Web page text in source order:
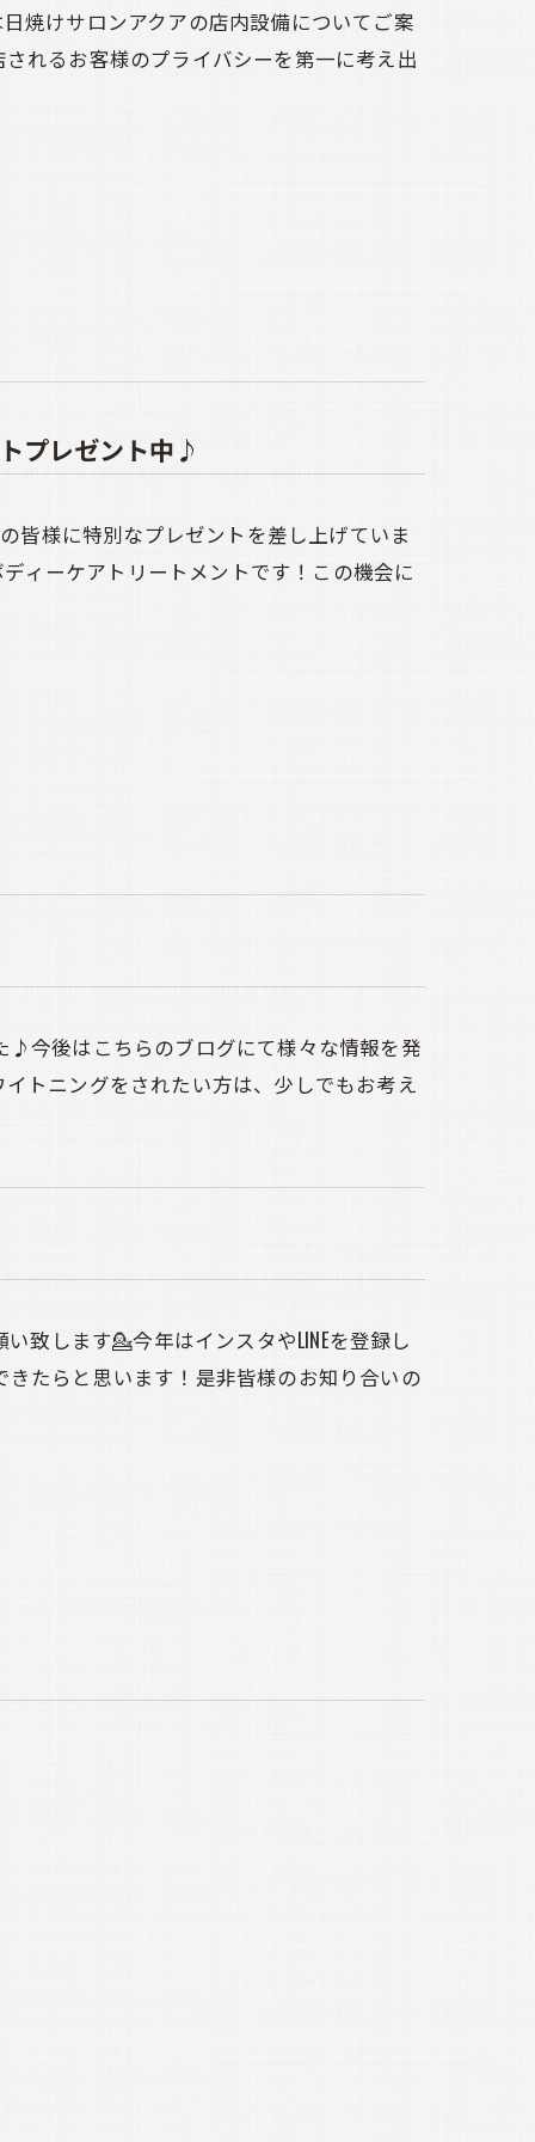
焼けサロンアクアの店内設備についてご案
れるお客様のプライバシーを第一に考え出
プレゼント中♪
様に特別なプレゼントを差し上げていま
ィーケアトリートメントです！この機会に
♪今後はこちらのブログにて様々な情報を発
トニングをされたい方は、少しでもお考え
致します💁今年はインスタやLINEを登録し
たらと思います！是非皆様のお知り合いの